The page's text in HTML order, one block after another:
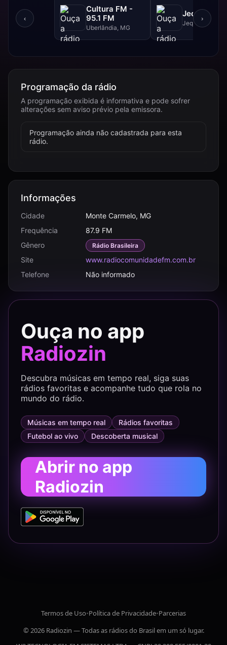
‹
Cultura FM -
95.1 FM
Uberlândia, MG
Jequitibá
Jequitibá, MG
›
Programação da rádio
A programação exibida é informativa e pode sofrer
alterações sem aviso prévio pela emissora.
Programação ainda não cadastrada para esta
rádio.
Informações
Cidade
Monte Carmelo, MG
Frequência
87.9 FM
Gênero
Rádio Brasileira
Site
www.radiocomunidadefm.com.br
Telefone
Não informado
Ouça no app
Radiozin
Descubra músicas em tempo real, siga suas
rádios favoritas e acompanhe tudo que rola no
mundo do rádio.
Músicas em tempo real
Rádios favoritas
Futebol ao vivo
Descoberta musical
Abrir no app
Radiozin
Termos de Uso•Política de Privacidade•Parcerias
© 2026 Radiozin — Todas as rádios do Brasil em um só lugar.